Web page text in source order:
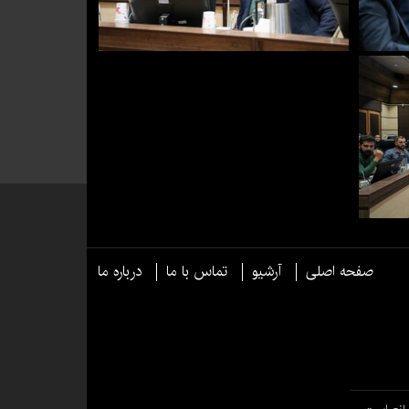
صفحه اصلی آرشیو تماس با ما درباره ما